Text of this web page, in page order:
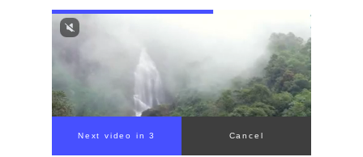
Next video in 1 Cancel